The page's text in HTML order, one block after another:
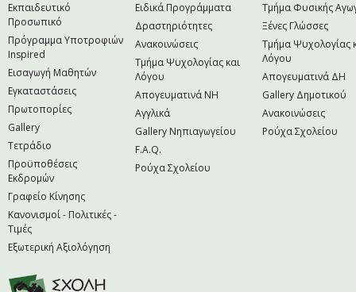
Εκπαιδευτικό
Προσωπικό
Πρόγραμμα Υποτροφιών
Inspired
Εισαγωγή Μαθητών
Εγκαταστάσεις
Πρωτοπορίες
Gallery
Τετράδιο
Προϋποθέσεις
Εκδρομών
Γραφείο Κίνησης
Κανονισμοί - Πολιτικές -
Τιμές
Εξωτερική Αξιολόγηση
Ειδικά Προγράμματα
Δραστηριότητες
Ανακοινώσεις
Τμήμα Ψυχολογίας και
Λόγου
Απογευματινά NH
Αγγλικά
Gallery Νηπιαγωγείου
F.A.Q.
Ρούχα Σχολείου
Τμήμα Φυσικής
Ξένες Γλώσσες
Τμήμα Ψυχολογίας
Λόγου
Απογευματινά ΔΗ
Gallery Δημοτικού
Ανακοινώσεις
Ρούχα Σχολείου